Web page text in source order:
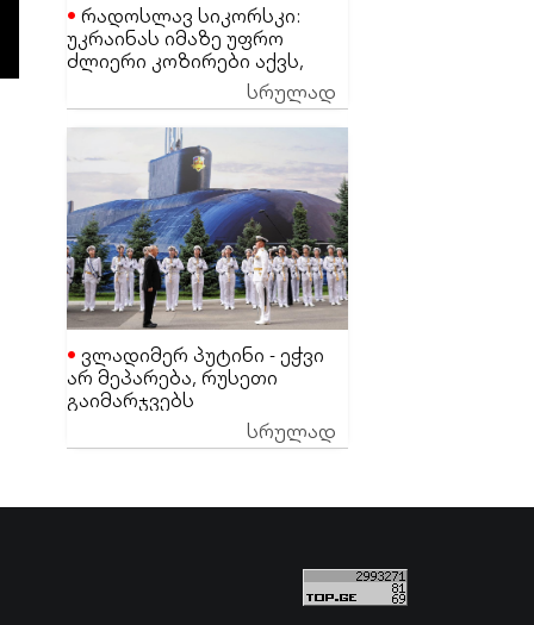
რადოსლავ სიკორსკი:
უკრაინას იმაზე უფრო
ძლიერი კოზირები აქვს,
ვიდრე დონალდ ტრამპს
ეგონა
სრულად
ვლადიმერ პუტინი - ეჭვი
არ მეპარება, რუსეთი
გაიმარჯვებს
სრულად